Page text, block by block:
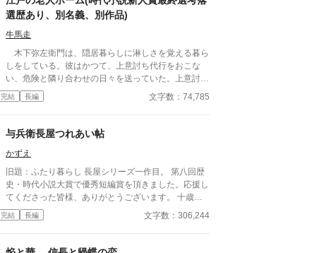
選歴あり、別名義、別作品)
牛馬走
木下弥左衛門は、隠居暮らしに淋しさを覚える暮ら
しをしている。彼はかつて、上意討ち代行をおこな
い、危険と隣り合わせの日々を送っていた。上意討ち
代行は名前の通り、上意討ちを代行する。家中に仇を
なして出奔した者を、当主の依頼、あるいは上意討ち
礼をもらっていた。 他方で、そんな彼はのちに
いう老人ホーム、介添え長屋に住んで仲間と穏やかな
毎日を過ごしている。そんな彼は、胃がんを患う。だ
が、死を覚悟することを習いとしていた彼は、その事
実を静かに受け入れる。死ぬまでに何ができるか、と
考える。
完結 長編 文字数：74,785
与兵衛長屋つれあい帖
かずえ
旧題：ふたり暮らし 長屋シリーズ一作目。 第八回歴
史・時代小説大賞で優秀短編賞を頂きました。応援し
てくださった皆様、ありがとうございます。 十歳の
みつは、十日前に一人親の母を亡くしたばかり。幸
い、母の蓄えがあり、自分の裁縫の腕の良さもあっ
頼まれた繕い物を届けた帰り、くすんだ着物で座り込
完結 長編 文字数：306,244